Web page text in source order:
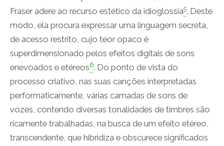
Fraser adere ao recurso estético da idioglossia5. Deste
modo, ela procura expressar uma linguagem secreta,
de acesso restrito, cujo teor opaco é
superdimensionado pelos efeitos digitais de sons
enevoados e etéreos6. Do ponto de vista do
processo criativo, nas suas canções interpretadas
performaticamente, várias camadas de sons de
vozes, contendo diversas tonalidades de timbres são
ricamente trabalhadas, na busca de um efeito etéreo,
transcendente, que hibridiza e obscurece significados